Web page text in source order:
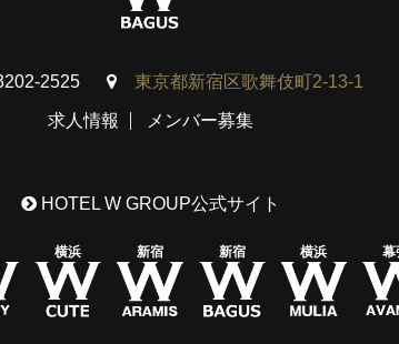
2525 東京都新宿区歌舞伎町2-13-1
求人情報 メンバー募集
HOTEL W GROUP公式サイト
横浜 新宿 新宿 横浜 幕